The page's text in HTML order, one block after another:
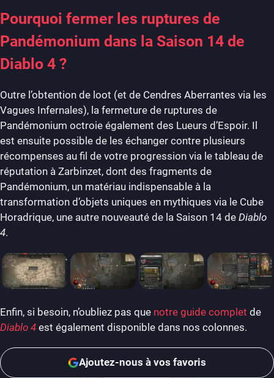
Pourquoi fermer les ruptures de
Pandémonium dans la Saison 14 de
Diablo 4 ?
Outre l’obtention de loot (et de Cendres Aberrantes via les
Vagues Infernales), la fermeture de ruptures de
Pandémonium octroie également des Lueurs d’Espoir. Il
est ensuite possible de les échanger contre plusieurs
récompenses au fil de votre progression via le tableau de
réputation à Zarbinzet, dont des fragments de
Pandémonium, un matériau indispensable à la
transformation d’objets uniques en mythiques via le Cube
Horadrique, une autre nouveauté de la Saison 14 de Diablo
4.
Enfin, si besoin, n’oubliez pas que notre guide complet de
Diablo 4 est également disponible dans nos colonnes.
Ajoutez-nous à vos favoris